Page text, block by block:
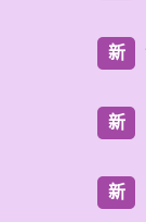
新
新
新